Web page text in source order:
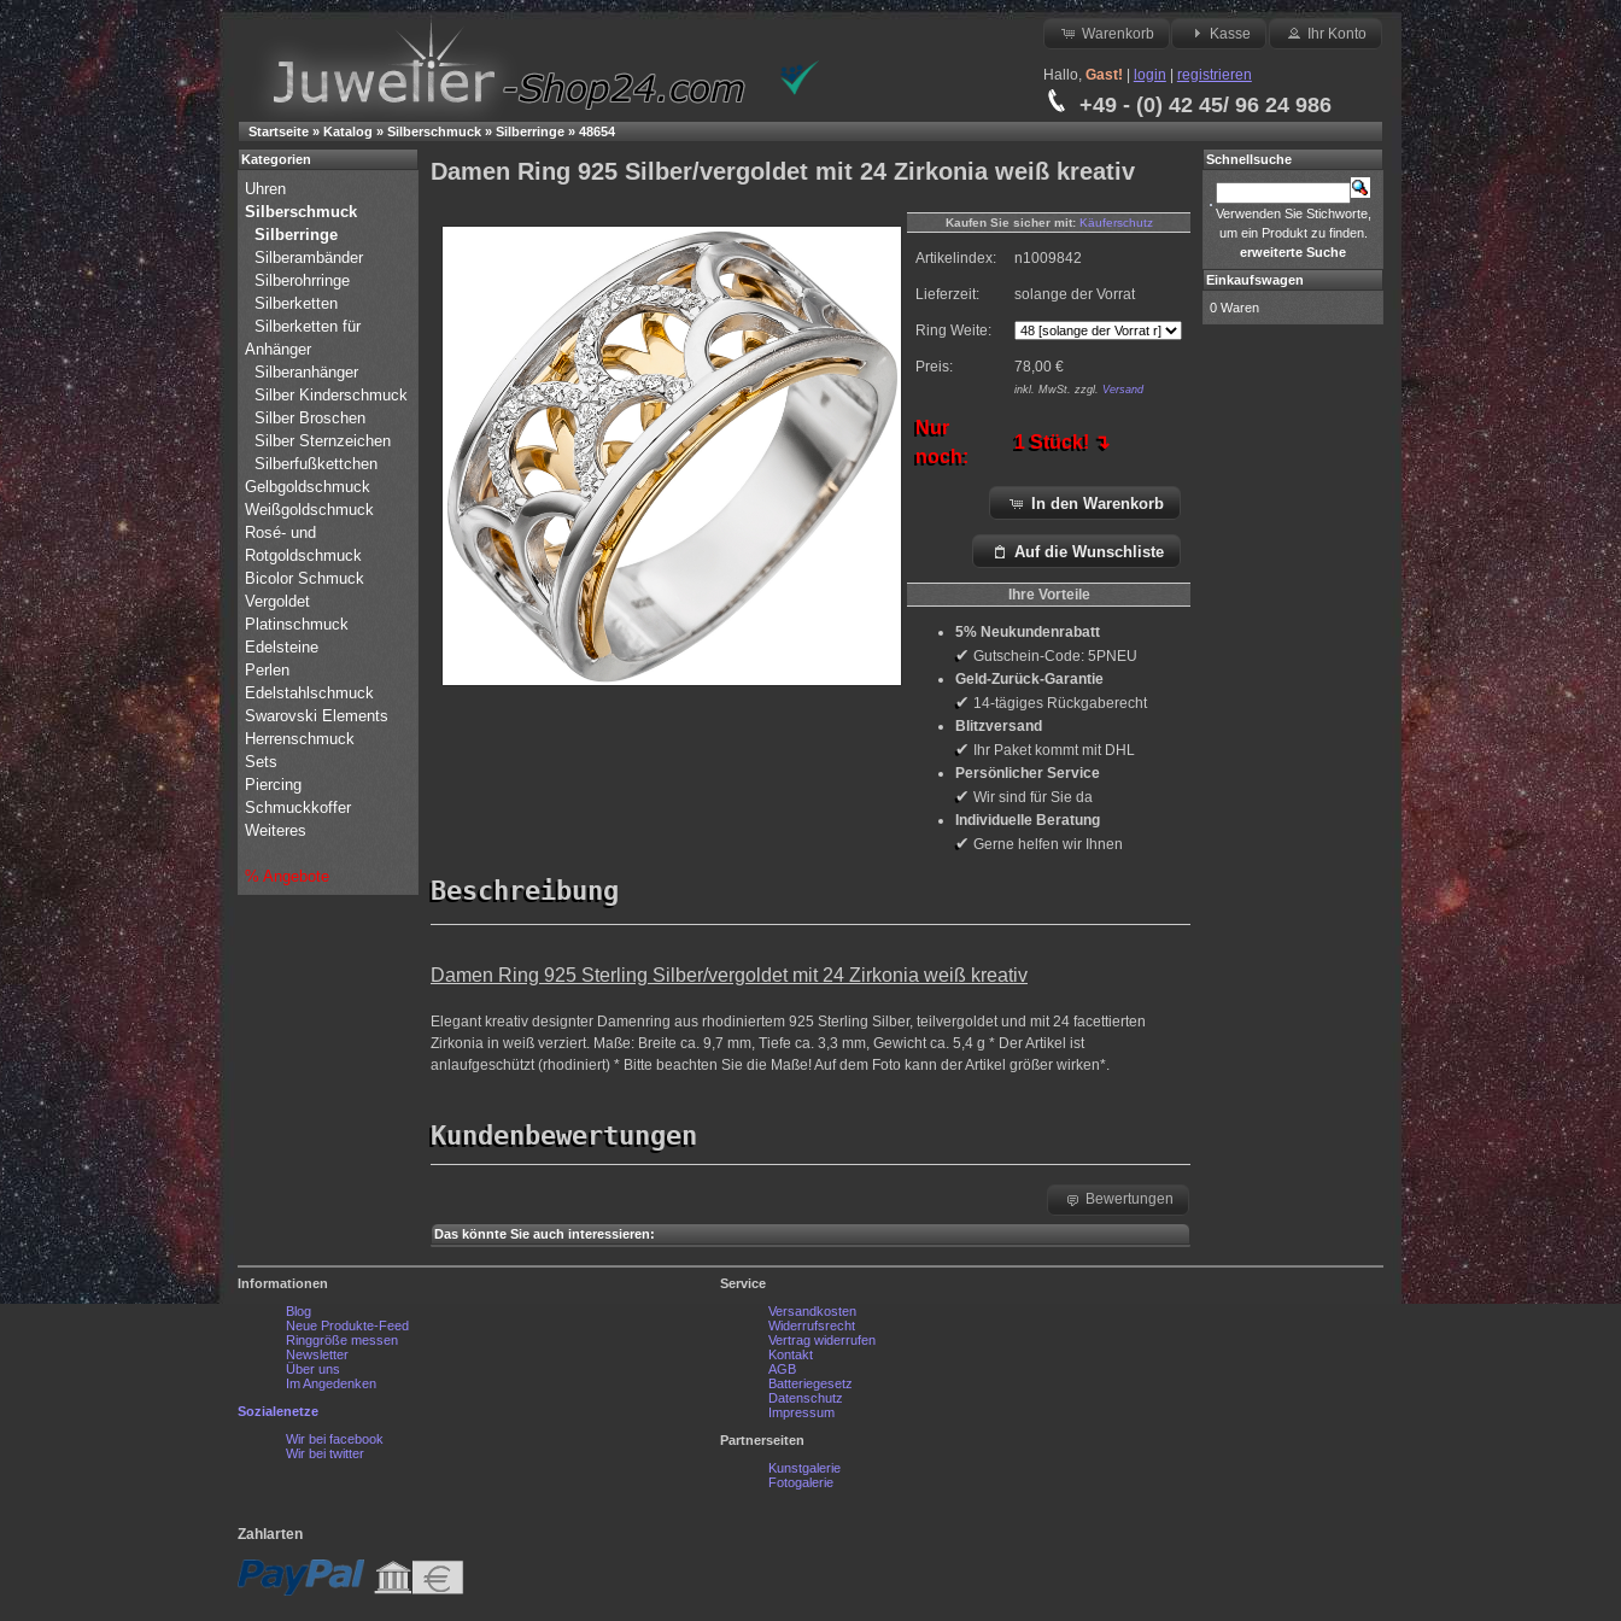
Warenkorb Kasse Ihr Konto
Hallo, Gast! login registrieren
+49 - (0) 42 45/ 96 24 986
Startseite » Katalog » Silberschmuck » Silberringe » 48654
Damen Ring 925 Silber/vergoldet mit 24 Zirkonia weiß kreativ
Kaufen Sie sicher mit: Käuferschutz
Artikelindex: n1009842
Lieferzeit: solange der Vorrat
Ring Weite:
Preis: 78,00 €
inkl. MwSt. zzgl. Versand
Nur
noch:
1 Stück! ↴
In den Warenkorb
Auf die Wunschliste
Ihre Vorteile
5% Neukundenrabatt
✔ Gutschein-Code: 5PNEU
Geld-Zurück-Garantie
✔ 14-tägiges Rückgaberecht
Blitzversand
✔
Ihr Paket kommt mit DHL
Persönlicher Service
✔ Wir sind für Sie da
Individuelle Beratung
✔ Gerne helfen wir Ihnen
Beschreibung
Damen Ring 925 Sterling Silber/vergoldet mit 24 Zirkonia weiß kreativ
Elegant kreativ designter Damenring aus rhodiniertem 925 Sterling Silber, teilvergoldet und mit 24 facettierten
Zirkonia in weiß verziert. Maße: Breite ca. 9,7 mm, Tiefe ca. 3,3 mm, Gewicht ca. 5,4 g * Der Artikel ist
anlaufgeschützt (rhodiniert) * Bitte beachten Sie die Maße! Auf dem Foto kann der Artikel größer wirken*.
Kundenbewertungen
Bewertungen
Das könnte Sie auch interessieren:
Kategorien
Uhren
Silberschmuck
Silberringe
Silberambänder
Silberohrringe
Silberketten
Silberketten für
Anhänger
Silberanhänger
Silber Kinderschmuck
Silber Broschen
Silber Sternzeichen
Silberfußkettchen
Gelbgoldschmuck
Weißgoldschmuck
Rosé- und
Rotgoldschmuck
Bicolor Schmuck
Vergoldet
Platinschmuck
Edelsteine
Perlen
Edelstahlschmuck
Swarovski Elements
Herrenschmuck
Sets
Piercing
Schmuckkoffer
Weiteres
% Angebote
Schnellsuche
Verwenden Sie Stichworte,
um ein Produkt zu finden.
erweiterte Suche
Einkaufswagen
0 Waren
Informationen
Blog
Neue Produkte-Feed
Ringgröße messen
Newsletter
Über uns
Im Angedenken
Sozialenetze
Wir bei facebook
Wir bei twitter
Service
Versandkosten
Widerrufsrecht
Vertrag widerrufen
Kontakt
AGB
Batteriegesetz
Datenschutz
Impressum
Partnerseiten
Kunstgalerie
Fotogalerie
Zahlarten